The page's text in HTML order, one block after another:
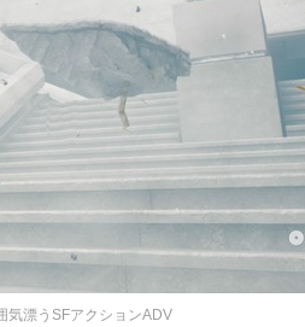
気漂うSFアクションADV